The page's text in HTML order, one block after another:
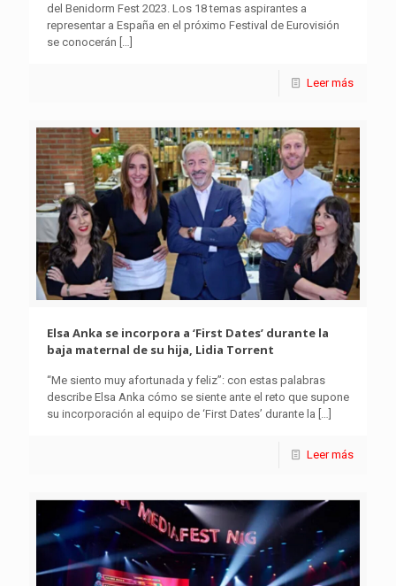
del Benidorm Fest 2023. Los 18 temas aspirantes a
representar a España en el próximo Festival de Eurovisión
se conocerán […]
Leer más
Elsa Anka se incorpora a ‘First Dates’ durante la
baja maternal de su hija, Lidia Torrent
“Me siento muy afortunada y feliz”: con estas palabras
describe Elsa Anka cómo se siente ante el reto que supone
su incorporación al equipo de ‘First Dates’ durante la
Leer más